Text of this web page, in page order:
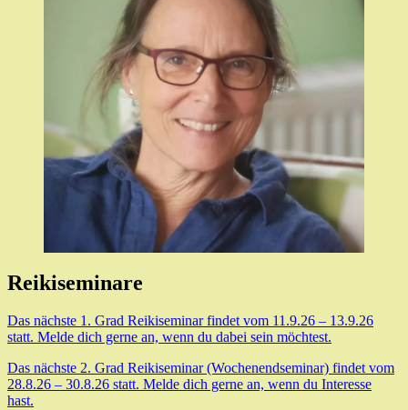
Reikiseminare
Das nächste 1. Grad Reikiseminar findet vom 11.9.26 – 13.9.26
statt. Melde dich gerne an, wenn du dabei sein möchtest.
Das nächste 2. Grad Reikiseminar (Wochenendseminar) findet vom
28.8.26 – 30.8.26 statt. Melde dich gerne an, wenn du Interesse
hast.